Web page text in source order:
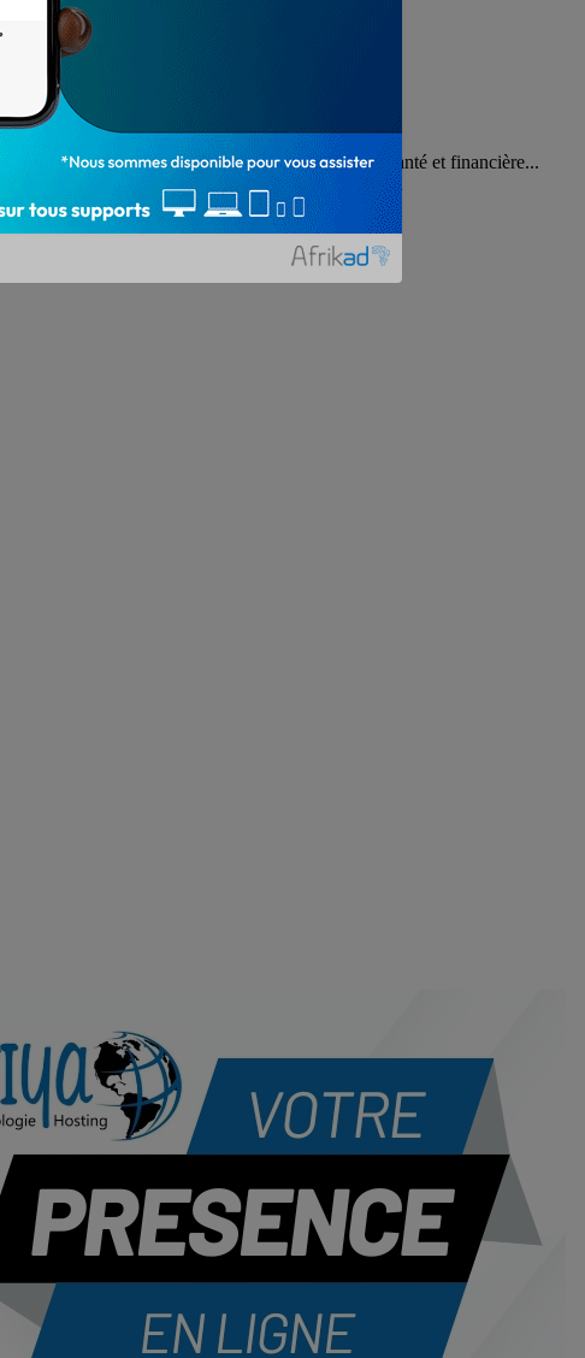
s'engage pour l'effectivité d'une assurance santé et financière...